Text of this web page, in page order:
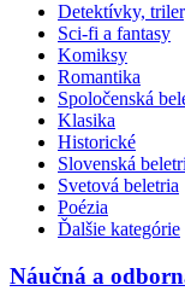
Detektívky,
Sci-fi a fantasy
Komiksy
Romantika
Spoločenská
Klasika
Historické
Slovenská
Svetová beletria
Poézia
Ďalšie kategórie
Náučná a